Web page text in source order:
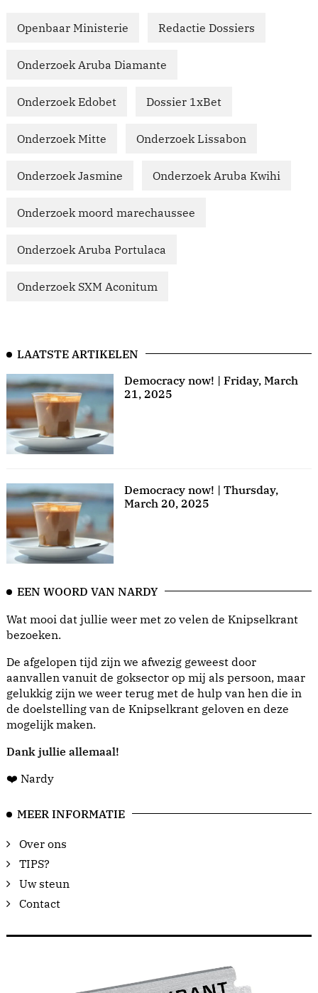
Openbaar Ministerie Redactie Dossiers
Onderzoek Aruba Diamante
Onderzoek Edobet Dossier 1xBet
Onderzoek Mitte Onderzoek Lissabon
Onderzoek Jasmine Onderzoek Aruba Kwihi
Onderzoek moord marechaussee
Onderzoek Aruba Portulaca
Onderzoek SXM Aconitum
LAATSTE ARTIKELEN
Democracy now! | Friday, March
21, 2025
Democracy now! | Thursday,
March 20, 2025
EEN WOORD VAN NARDY
Wat mooi dat jullie weer met zo velen de Knipselkrant
bezoeken.
De afgelopen tijd zijn we afwezig geweest door
aanvallen vanuit de goksector op mij als persoon, maar
gelukkig zijn we weer terug met de hulp van hen die in
de doelstelling van de Knipselkrant geloven en deze
mogelijk maken.
Dank jullie allemaal!
❤️ Nardy
MEER INFORMATIE
Over ons
TIPS?
Uw steun
Contact